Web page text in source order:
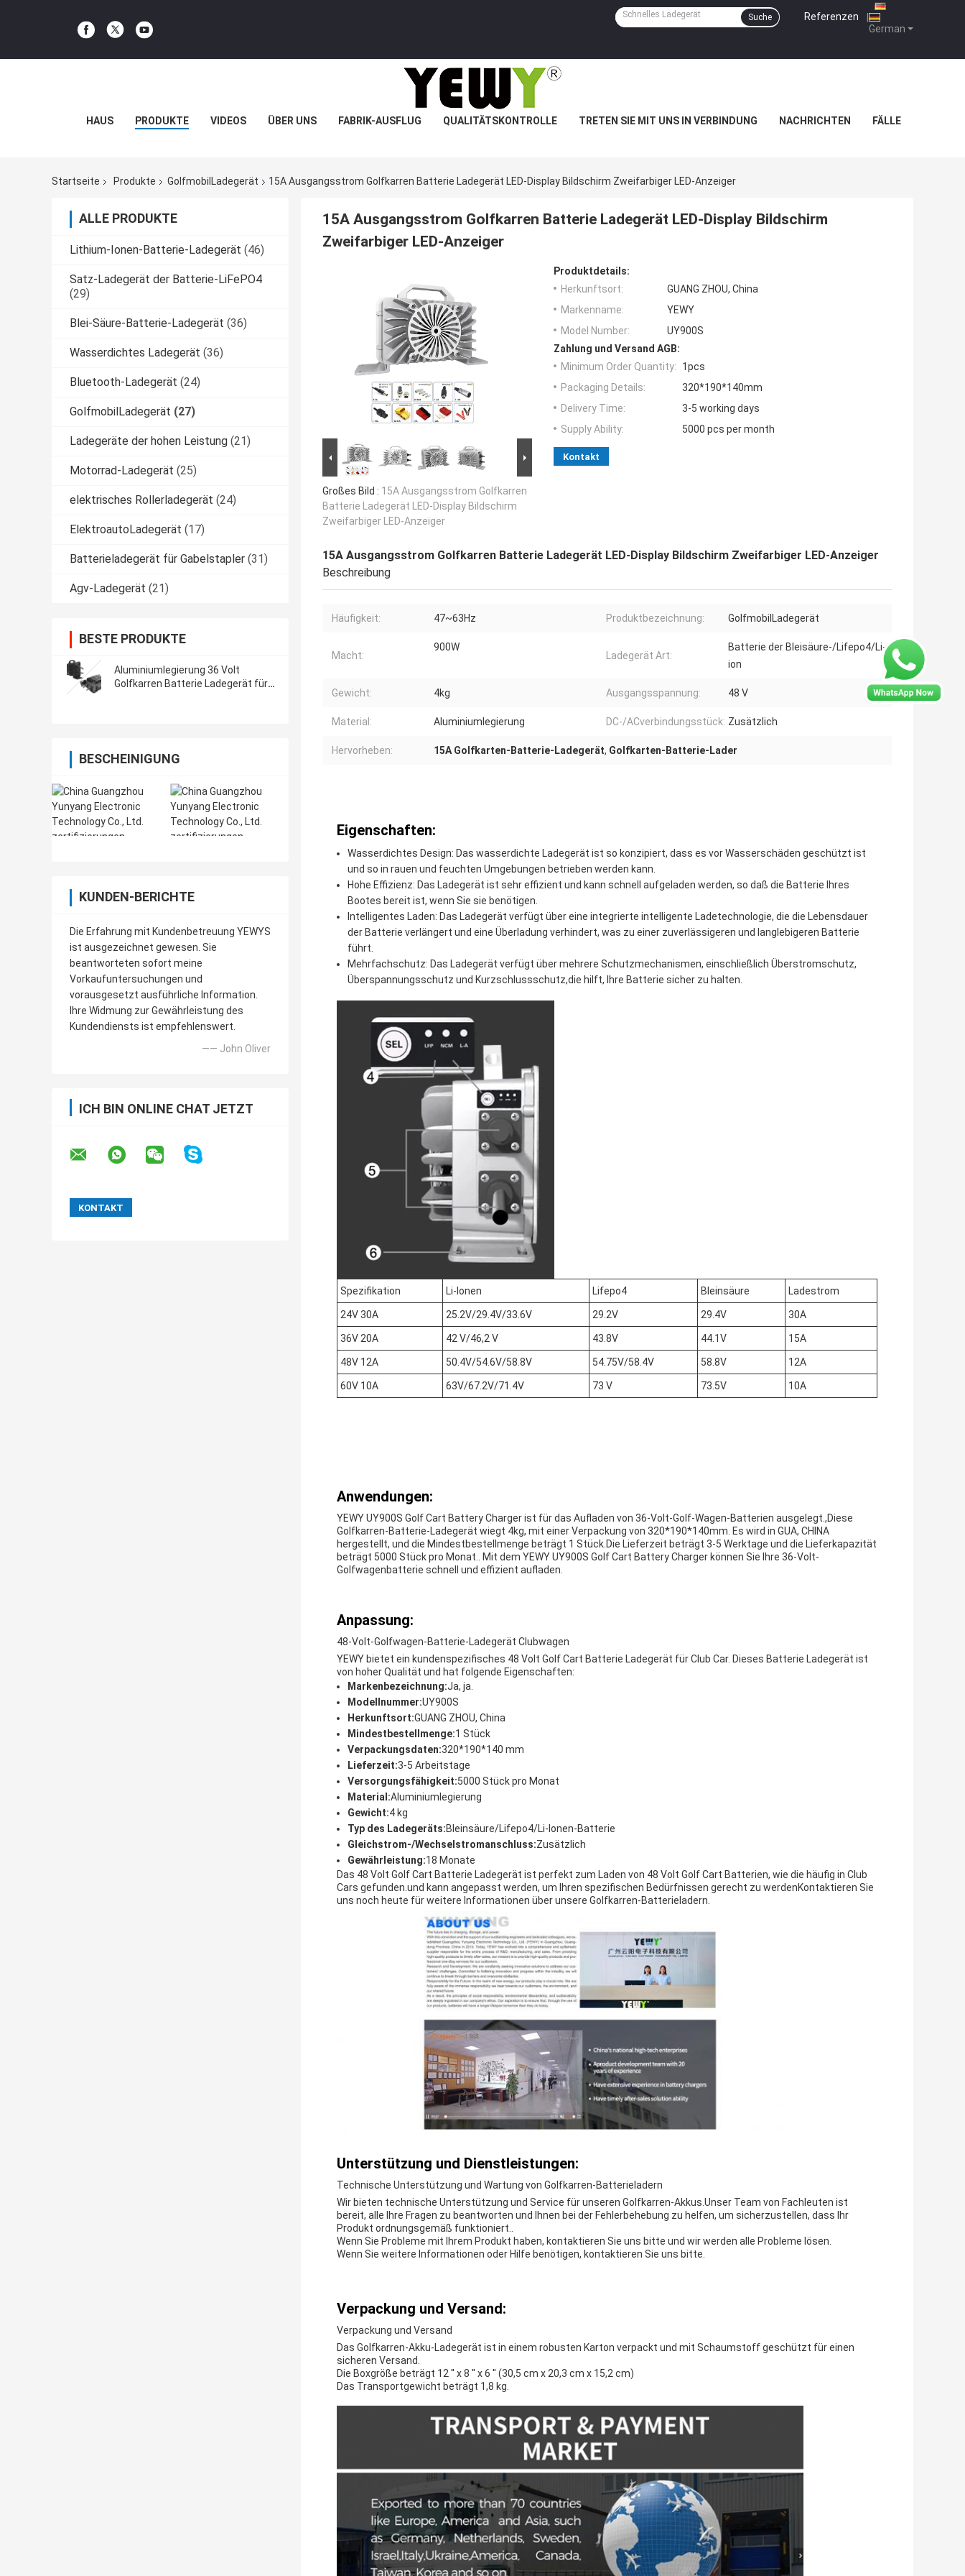
German
Referenzen |
Suche
HAUS PRODUKTE VIDEOS ÜBER UNS FABRIK-AUSFLUG QUALITÄTSKONTROLLE TRETEN SIE MIT UNS IN VERBINDUNG NACHRICHTEN FÄLLE
Startseite Produkte GolfmobilLadegerät 15A Ausgangsstrom Golfkarren Batterie Ladegerät LED-Display Bildschirm Zweifarbiger LED-Anzeiger
ALLE PRODUKTE
Lithium-Ionen-Batterie-Ladegerät (46)
Satz-Ladegerät der Batterie-LiFePO4
(29)
Blei-Säure-Batterie-Ladegerät (36)
Wasserdichtes Ladegerät (36)
Bluetooth-Ladegerät (24)
GolfmobilLadegerät (27)
Ladegeräte der hohen Leistung (21)
Motorrad-Ladegerät (25)
elektrisches Rollerladegerät (24)
ElektroautoLadegerät (17)
Batterieladegerät für Gabelstapler (31)
Agv-Ladegerät (21)
BESTE PRODUKTE
Aluminiumlegierung 36 Volt
Golfkarren Batterie Ladegerät für
BESCHEINIGUNG
KUNDEN-BERICHTE
Die Erfahrung mit Kundenbetreuung YEWYS
ist ausgezeichnet gewesen. Sie
beantworteten sofort meine
Vorkaufuntersuchungen und
vorausgesetzt ausführliche Information.
Ihre Widmung zur Gewährleistung des
Kundendiensts ist empfehlenswert.
—— John Oliver
ICH BIN ONLINE CHAT JETZT
15A Ausgangsstrom Golfkarren Batterie Ladegerät LED-Display Bildschirm
Zweifarbiger LED-Anzeiger
Großes Bild : 15A Ausgangsstrom Golfkarren
Batterie Ladegerät LED-Display Bildschirm
Zweifarbiger LED-Anzeiger
Produktdetails:
Herkunftsort:
GUANG ZHOU, China
Markenname:
YEWY
Model Number:
UY900S
Zahlung und Versand AGB:
Minimum Order Quantity:
1pcs
Packaging Details:
320*190*140mm
Delivery Time:
3-5 working days
Supply Ability:
5000 pcs per month
Kontakt
15A Ausgangsstrom Golfkarren Batterie Ladegerät LED-Display Bildschirm Zweifarbiger LED-Anzeiger
Beschreibung
Häufigkeit: 47~63Hz Produktbezeichnung: GolfmobilLadegerät
Macht:
900W
Ladegerät Art:
Batterie der Bleisäure-/Lifepo4/Li-
ion
Gewicht: 4kg Ausgangsspannung: 48 V
Material: Aluminiumlegierung DC-/ACverbindungsstück: Zusätzlich
Hervorheben: 15A Golfkarten-Batterie-Ladegerät, Golfkarten-Batterie-Lader
Eigenschaften:
Wasserdichtes Design: Das wasserdichte Ladegerät ist so konzipiert, dass es vor Wasserschäden geschützt ist
und so in rauen und feuchten Umgebungen betrieben werden kann.
Hohe Effizienz: Das Ladegerät ist sehr effizient und kann schnell aufgeladen werden, so daß die Batterie Ihres
Bootes bereit ist, wenn Sie sie benötigen.
Intelligentes Laden: Das Ladegerät verfügt über eine integrierte intelligente Ladetechnologie, die die Lebensdauer
der Batterie verlängert und eine Überladung verhindert, was zu einer zuverlässigeren und langlebigeren Batterie
führt.
Mehrfachschutz: Das Ladegerät verfügt über mehrere Schutzmechanismen, einschließlich Überstromschutz,
Überspannungsschutz und Kurzschlussschutz,die hilft, Ihre Batterie sicher zu halten.
Spezifikation Li-Ionen Lifepo4 Bleinsäure Ladestrom
24V 30A 25.2V/29.4V/33.6V 29.2V 29.4V 30A
36V 20A 42 V/46,2 V 43.8V 44.1V 15A
48V 12A 50.4V/54.6V/58.8V 54.75V/58.4V 58.8V 12A
60V 10A 63V/67.2V/71.4V 73 V 73.5V 10A
Anwendungen:
YEWY UY900S Golf Cart Battery Charger ist für das Aufladen von 36-Volt-Golf-Wagen-Batterien ausgelegt.,Diese
Golfkarren-Batterie-Ladegerät wiegt 4kg, mit einer Verpackung von 320*190*140mm. Es wird in GUA, CHINA
hergestellt, und die Mindestbestellmenge beträgt 1 Stück.Die Lieferzeit beträgt 3-5 Werktage und die Lieferkapazität
beträgt 5000 Stück pro Monat.. Mit dem YEWY UY900S Golf Cart Battery Charger können Sie Ihre 36-Volt-
Golfwagenbatterie schnell und effizient aufladen.
Anpassung:
48-Volt-Golfwagen-Batterie-Ladegerät Clubwagen
YEWY bietet ein kundenspezifisches 48 Volt Golf Cart Batterie Ladegerät für Club Car. Dieses Batterie Ladegerät ist
von hoher Qualität und hat folgende Eigenschaften:
Markenbezeichnung:Ja, ja.
Modellnummer:UY900S
Herkunftsort:GUANG ZHOU, China
Mindestbestellmenge:1 Stück
Verpackungsdaten:320*190*140 mm
Lieferzeit:3-5 Arbeitstage
Versorgungsfähigkeit:5000 Stück pro Monat
Material:Aluminiumlegierung
Gewicht:4 kg
Typ des Ladegeräts:Bleinsäure/Lifepo4/Li-Ionen-Batterie
Gleichstrom-/Wechselstromanschluss:Zusätzlich
Gewährleistung:18 Monate
Das 48 Volt Golf Cart Batterie Ladegerät ist perfekt zum Laden von 48 Volt Golf Cart Batterien, wie die häufig in Club
Cars gefunden.und kann angepasst werden, um Ihren spezifischen Bedürfnissen gerecht zu werdenKontaktieren Sie
uns noch heute für weitere Informationen über unsere Golfkarren-Batterieladern.
Unterstützung und Dienstleistungen:
Technische Unterstützung und Wartung von Golfkarren-Batterieladern
Wir bieten technische Unterstützung und Service für unseren Golfkarren-Akkus.Unser Team von Fachleuten ist
bereit, alle Ihre Fragen zu beantworten und Ihnen bei der Fehlerbehebung zu helfen, um sicherzustellen, dass Ihr
Produkt ordnungsgemäß funktioniert..
Wenn Sie Probleme mit Ihrem Produkt haben, kontaktieren Sie uns bitte und wir werden alle Probleme lösen.
Wenn Sie weitere Informationen oder Hilfe benötigen, kontaktieren Sie uns bitte.
Verpackung und Versand:
Verpackung und Versand
Das Golfkarren-Akku-Ladegerät ist in einem robusten Karton verpackt und mit Schaumstoff geschützt für einen
sicheren Versand.
Die Boxgröße beträgt 12 ′′ x 8 ′′ x 6 ′′ (30,5 cm x 20,3 cm x 15,2 cm)
Das Transportgewicht beträgt 1,8 kg.